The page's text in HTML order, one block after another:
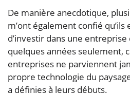
De manière anecdotique,
m’ont également confié qu’ils
d’investir dans une entreprise
quelques années seulement,
entreprises ne parviennent
propre technologie du
a définies à leurs débuts.